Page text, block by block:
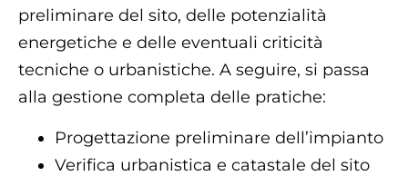
preliminare del sito, delle potenzialità
energetiche e delle eventuali criticità
tecniche o urbanistiche. A seguire, si passa
alla gestione completa delle pratiche:
Progettazione preliminare dell’impianto
Verifica urbanistica e catastale del sito